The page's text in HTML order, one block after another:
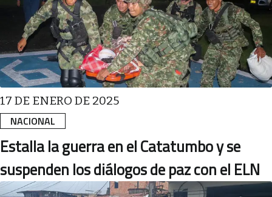
NACIONAL
17 DE ENERO DE 2025
Estalla la guerra en el Catatumbo y se
suspenden los diálogos de paz con el ELN